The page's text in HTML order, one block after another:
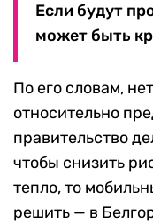
Если будут
может быть
По его словам,
относительно
правительство
чтобы снизить
тепло, то
решить — в